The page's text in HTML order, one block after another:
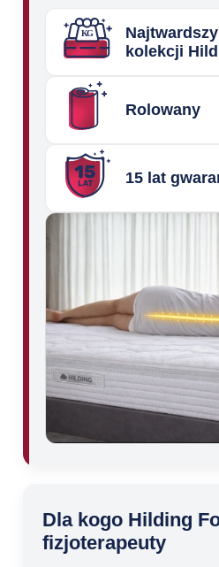
kolekcji
Rolowany
15 lat
Dla kogo Hilding
fizjoterapeuty